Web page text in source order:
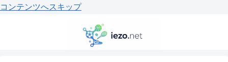
コンテンツへスキップ